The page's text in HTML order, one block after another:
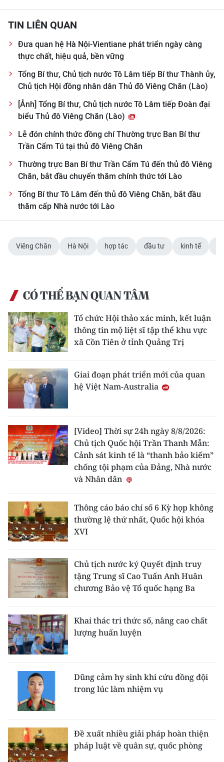
TIN LIÊN QUAN
Đưa quan hệ Hà Nội-Vientiane phát triển ngày càng
thực chất, hiệu quả, bền vững
Tổng Bí thư, Chủ tịch nước Tô Lâm tiếp Bí thư Thành ủy,
Chủ tịch Hội đồng nhân dân Thủ đô Viêng Chăn (Lào)
[Ảnh] Tổng Bí thư, Chủ tịch nước Tô Lâm tiếp Đoàn đại
biểu Thủ đô Viêng Chăn (Lào)
Lễ đón chính thức đồng chí Thường trực Ban Bí thư
Trần Cẩm Tú tại thủ đô Viêng Chăn
Thường trực Ban Bí thư Trần Cẩm Tú đến thủ đô Viêng
Chăn, bắt đầu chuyến thăm chính thức tới Lào
Tổng Bí thư Tô Lâm đến thủ đô Viêng Chăn, bắt đầu
thăm cấp Nhà nước tới Lào
Viêng Chăn Hà Nội hợp tác đầu tư kinh tế
CÓ THỂ BẠN QUAN TÂM
Tổ chức Hội thảo xác minh, kết luận
thông tin mộ liệt sĩ tập thể khu vực
xã Cồn Tiên ở tỉnh Quảng Trị
Giai đoạn phát triển mới của quan
hệ Việt Nam-Australia
[Video] Thời sự 24h ngày 8/8/2026:
Chủ tịch Quốc hội Trần Thanh Mẫn:
Cảnh sát kinh tế là “thanh bảo kiếm”
chống tội phạm của Đảng, Nhà nước
và Nhân dân
Thông cáo báo chí số 6 Kỳ họp không
thường lệ thứ nhất, Quốc hội khóa
XVI
Chủ tịch nước ký Quyết định truy
tặng Trung sĩ Cao Tuấn Anh Huân
chương Bảo vệ Tổ quốc hạng Ba
Khai thác tri thức số, nâng cao chất
lượng huấn luyện
Dũng cảm hy sinh khi cứu đồng đội
trong lúc làm nhiệm vụ
Đề xuất nhiều giải pháp hoàn thiện
pháp luật về quân sự, quốc phòng